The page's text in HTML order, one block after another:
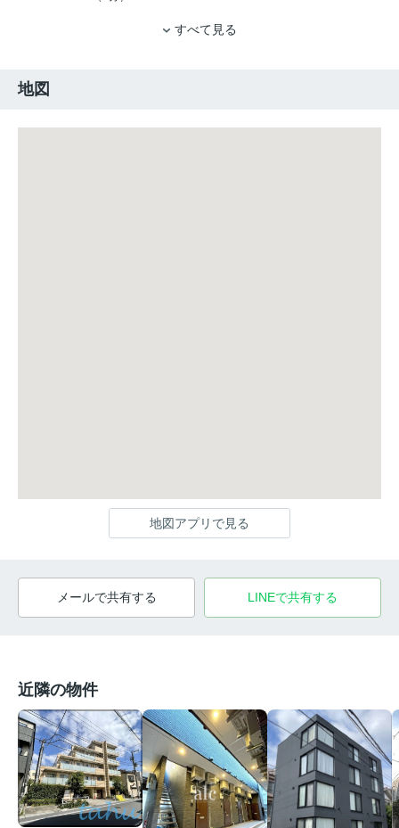
すべて見る
地図
地図アプリで見る
メールで共有する LINEで共有する
近隣の物件